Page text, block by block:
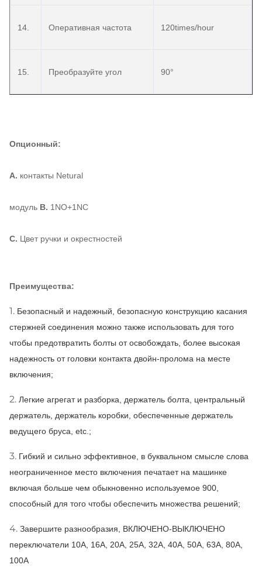
14. Оперативная частота 120times/hour
15. Преобразуйте угол 90°
Опционный:
A. контакты Netural
модуль B. 1NO+1NC
C. Цвет ручки и окрестностей
Преимущества:
1. Безопасный и надежный, безопасную конструкцию касания
стержней соединения можно также использовать для того
чтобы предотвратить болты от освобождать, более высокая
надежность от головки контакта двойн-пролома на месте
включения;
2. Легкие агрегат и разборка, держатель болта, центральный
держатель, держатель коробки, обеспеченные держатель
ведущего бруса, etc.;
3. Гибкий и сильно эффективное, в буквальном смысле слова
неограниченное место включения печатает на машинке
включая больше чем обыкновенно используемое 900,
способный для того чтобы обеспечить множества решений;
4. Завершите разнообразия, ВКЛЮЧЕНО-ВЫКЛЮЧЕНО
переключатели 10A, 16A, 20A, 25A, 32A, 40A, 50A, 63A, 80A,
100A